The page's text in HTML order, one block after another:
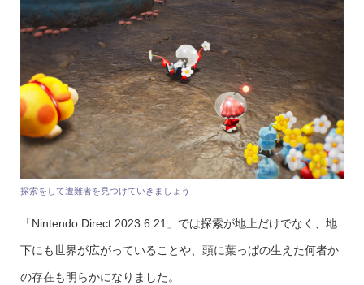
探索をして遭難者を見つけていきましょう
「Nintendo Direct 2023.6.21」では探索が地上だけでなく、地
下にも世界が広がっていることや、頭に葉っぱの生えた何者か
の存在も明らかになりました。